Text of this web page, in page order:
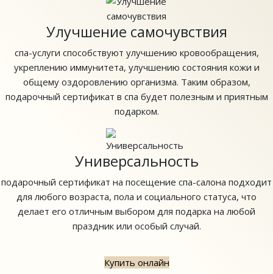
Улучшение самочувствия
спа-услуги способствуют улучшению кровообращения,
укреплению иммунитета, улучшению состояния кожи и
общему оздоровлению организма. Таким образом,
подарочный сертификат в спа будет полезным и приятным
подарком.
Универсальность
подарочный сертификат на посещение спа-салона подходит
для любого возраста, пола и социального статуса, что
делает его отличным выбором для подарка на любой
праздник или особый случай.
Купить онлайн